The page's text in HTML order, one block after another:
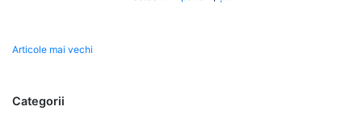
Articole mai vechi
Categorii